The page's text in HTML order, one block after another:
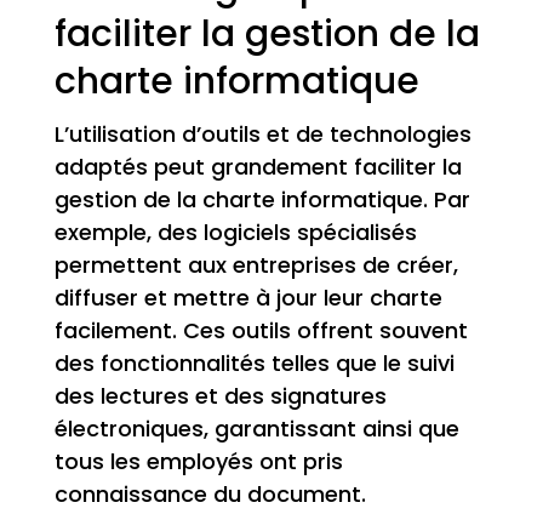
faciliter la gestion de la
charte informatique
L’utilisation d’outils et de technologies
adaptés peut grandement faciliter la
gestion de la charte informatique. Par
exemple, des logiciels spécialisés
permettent aux entreprises de créer,
diffuser et mettre à jour leur charte
facilement. Ces outils offrent souvent
des fonctionnalités telles que le suivi
des lectures et des signatures
électroniques, garantissant ainsi que
tous les employés ont pris
connaissance du document.